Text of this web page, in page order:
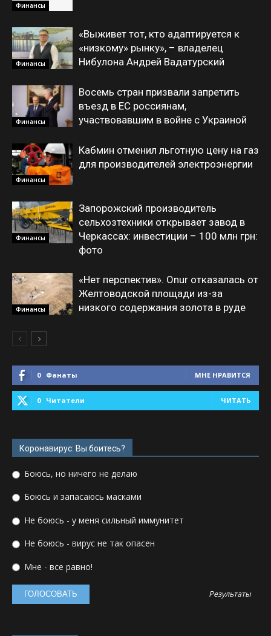
Финансы
Финансы
«Выживет тот, кто адаптируется к
«низкому» рынку», – владелец
Нибулона Андрей Вадатурский
Финансы
Восемь стран призвали запретить
въезд в ЕС россиянам,
участвовавшим в войне с Украиной
Финансы
Кабмин отменил льготную цену на газ
для производителей электроэнергии
Финансы
Запорожский производитель
сельхозтехники открывает завод в
Черкассах: инвестиции – 100 млн грн:
фото
Финансы
«Нет перспектив». Onur отказалась от
Желтоводской площади из-за
низкого содержания золота в руде
0 Фанаты МНЕ НРАВИТСЯ
0 Читатели ЧИТАТЬ
Коронавирус: Вы боитесь?
Боюсь, но ничего не делаю
Боюсь и запасаюсь масками
Не боюсь - у меня сильный иммунитет
Не боюсь - вирус не так опасен
Мне - все равно!
Результаты